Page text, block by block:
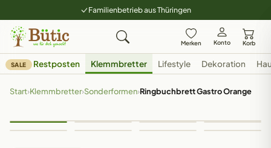
Familienbetrieb aus Thüringen
Merken Konto Korb
SALE Restposten Klemmbretter Lifestyle Dekoration
Start›Klemmbretter›Sonderformen›Ringbuchbrett Gastro Orange